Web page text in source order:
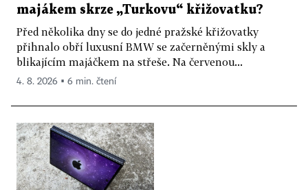
majákem skrze „Turkovu“ křižovatku?
Před několika dny se do jedné pražské křižovatky
přihnalo obří luxusní BMW se začerněnými skly a
blikajícím majáčkem na střeše. Na červenou...
4. 8. 2026 ▪ 6 min. čtení